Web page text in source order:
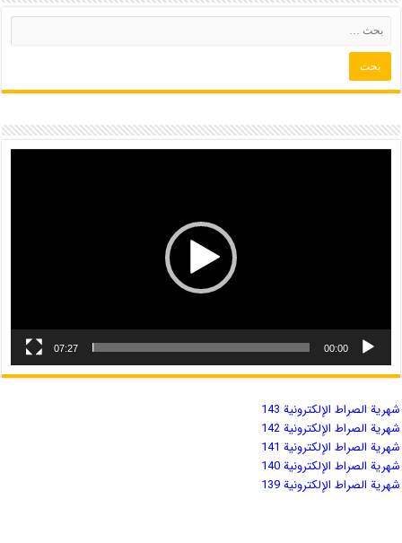
00:00
07:27
شهریة الصراط الإلكترونية 143
شهریة الصراط الإلكترونية 142
شهریة الصراط الإلكترونية 141
شهریة الصراط الإلكترونية 140
شهریة الصراط الإلكترونية 139